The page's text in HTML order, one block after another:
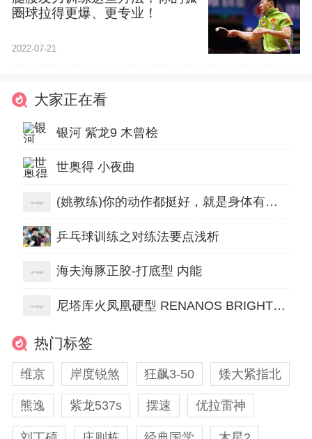
圈球拉得更爆、更专业！
2022-07-21
大家正在看
银河 紫龙9 木曾桧
世奥得 小夜曲
(姚教练)你的动作都挺好，就是身体有点儿直！
乒乓球训练之对练法要点浅析
海夫海豚正胶-打底型 内能
尼塔库火凤凰硬型 RENANOS BRIGHT HARD
热门标签
维京 岸度锐煞 狂飙3-50 矮大紧指北
熊逸 紫龙537s 摆速 优拉雷神